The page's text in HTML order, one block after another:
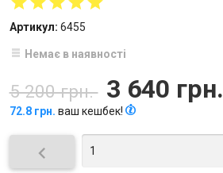
Артикул: 6455
Немає в наявності
5 200 грн. 3 640 грн.
72.8 грн. ваш кешбек!
